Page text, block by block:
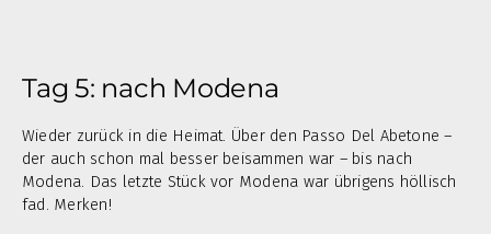
Tag 5: nach Modena
Wieder zurück in die Heimat. Über den Passo Del Abetone –
der auch schon mal besser beisammen war – bis nach
Modena. Das letzte Stück vor Modena war übrigens höllisch
fad. Merken!